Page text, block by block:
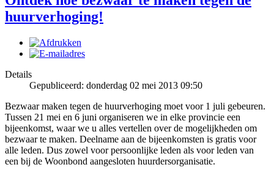
huurverhoging!
Details
Gepubliceerd: donderdag 02 mei 2013 09:50
Bezwaar maken tegen de huurverhoging moet voor 1 juli gebeuren.
Tussen 21 mei en 6 juni organiseren we in elke provincie een
bijeenkomst, waar we u alles vertellen over de mogelijkheden om
bezwaar te maken. Deelname aan de bijeenkomsten is gratis voor
alle leden. Dus zowel voor persoonlijke leden als voor leden van
een bij de Woonbond aangesloten huurdersorganisatie.